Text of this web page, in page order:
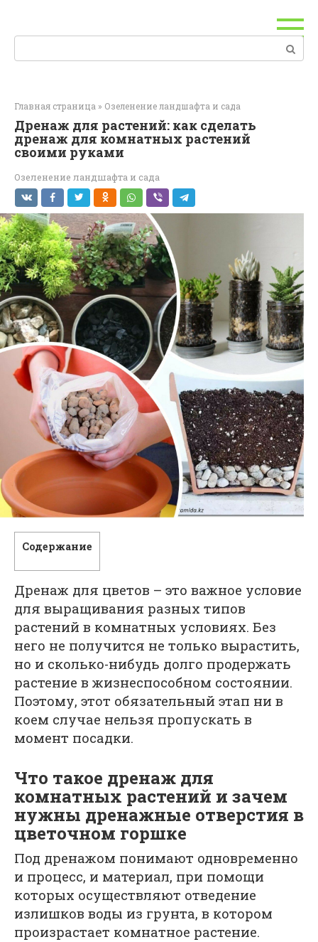
контенту
Поиск:
Главная страница » Озеленение ландшафта и сада
Дренаж для растений: как сделать
дренаж для комнатных растений
своими руками
Озеленение ландшафта и сада
Содержание
Дренаж для цветов – это важное условие
для выращивания разных типов
растений в комнатных условиях. Без
него не получится не только вырастить,
но и сколько-нибудь долго продержать
растение в жизнеспособном состоянии.
Поэтому, этот обязательный этап ни в
коем случае нельзя пропускать в
момент посадки.
Что такое дренаж для
комнатных растений и зачем
нужны дренажные отверстия в
цветочном горшке
Под дренажом понимают одновременно
и процесс, и материал, при помощи
которых осуществляют отведение
излишков воды из грунта, в котором
произрастает комнатное растение.